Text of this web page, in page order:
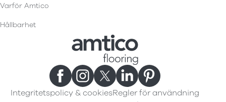
Varför Amtico
Hållbarhet
Integritetspolicy & cookiesRegler för användning